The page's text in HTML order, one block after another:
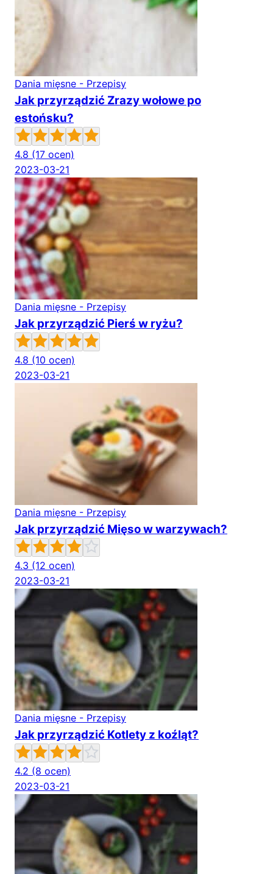
Dania mięsne - Przepisy
Jak przyrządzić Zrazy wołowe po
estońsku?
4.8 (17 ocen)
2023-03-21
Dania mięsne - Przepisy
Jak przyrządzić Pierś w ryżu?
4.8 (10 ocen)
2023-03-21
Dania mięsne - Przepisy
Jak przyrządzić Mięso w warzywach?
4.3 (12 ocen)
2023-03-21
Dania mięsne - Przepisy
Jak przyrządzić Kotlety z koźląt?
4.2 (8 ocen)
2023-03-21